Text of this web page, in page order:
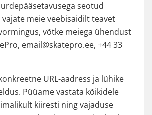
seotud
meie veebisaidilt teavet
võtke meiega ühendust
email@skatepro.ee, +44 33
URL-aadress ja lühike
Püüame vastata kõikidele
kiiresti ning vajaduse